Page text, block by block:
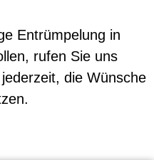
Entrümpelung in
rufen Sie uns
die Wünsche